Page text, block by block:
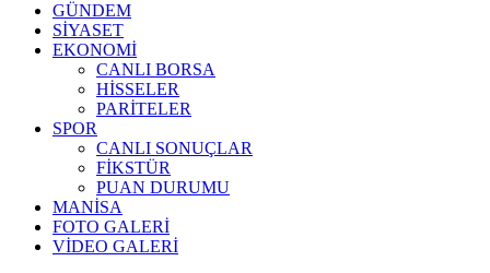
GÜNDEM
SİYASET
EKONOMİ
CANLI BORSA
HİSSELER
PARİTELER
SPOR
CANLI SONUÇLAR
FİKSTÜR
PUAN DURUMU
MANİSA
FOTO GALERİ
VİDEO GALERİ